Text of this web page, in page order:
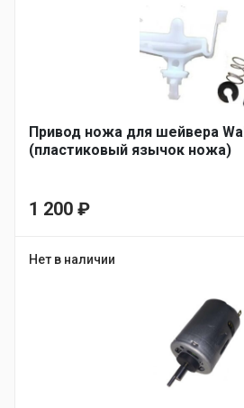
Привод ножа для шейвера
(пластиковый язычок ножа)
1 200 ₽
Нет в наличии